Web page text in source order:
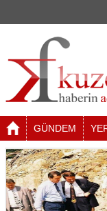
GÜNDEM